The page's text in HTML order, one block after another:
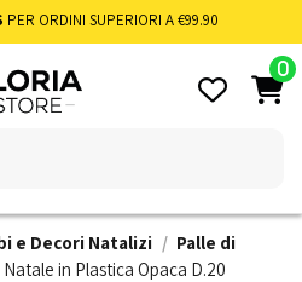
PER ORDINI SUPERIORI A €99.90
0
e Decori Natalizi
Palle di
Natale in Plastica Opaca D.20